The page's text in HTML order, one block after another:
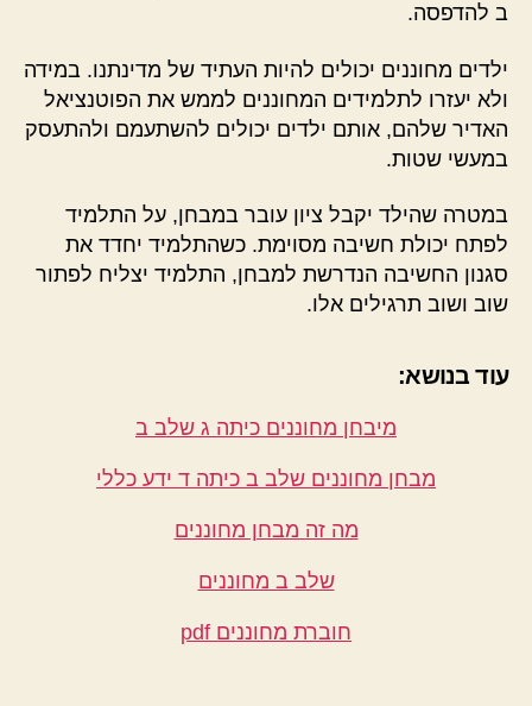
ב להדפסה.
ילדים מחוננים יכולים להיות העתיד של מדינתנו. במידה
ולא יעזרו לתלמידים המחוננים לממש את הפוטנציאל
האדיר שלהם, אותם ילדים יכולים להשתעמם ולהתעסק
במעשי שטות.
במטרה שהילד יקבל ציון עובר במבחן, על התלמיד
לפתח יכולת חשיבה מסוימת. כשהתלמיד יחדד את
סגנון החשיבה הנדרשת למבחן, התלמיד יצליח לפתור
שוב ושוב תרגילים אלו.
עוד בנושא:
מיבחן מחוננים כיתה ג שלב ב
מבחן מחוננים שלב ב כיתה ד ידע כללי
מה זה מבחן מחוננים
שלב ב מחוננים
חוברת מחוננים pdf